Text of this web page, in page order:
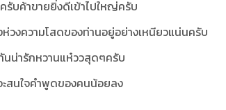
รับค้าขายยิ่งดีเข้าไปใหญ่ครับ
วงความโสดของท่านอยู่อย่างเหนียวแน่นครับ
น่ารักหวานแห๋ววสุดๆครับ
ะสนใจคำพูดของคนน้อยลง